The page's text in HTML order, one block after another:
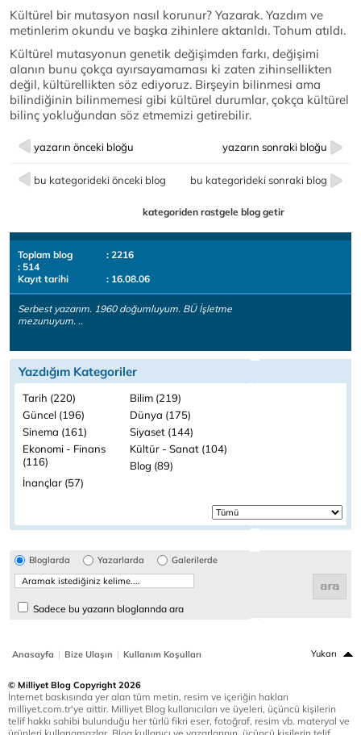
Kültürel bir mutasyon nasıl korunur? Yazarak. Yazdım ve
metinlerim okundu ve başka zihinlere aktarıldı. Tohum atıldı.
Kültürel mutasyonun genetik değişimden farkı, değişimi
alanın bunu çokça ayırsayamaması ki zaten zihinsellikten
değil, kültürellikten söz ediyoruz. Birşeyin bilinmesi ama
bilindiğinin bilinmemesi gibi kültürel durumlar, çokça kültürel
bilinç yokluğundan söz etmemizi getirebilir.
yazarın önceki bloğu yazarın sonraki bloğu
bu kategorideki önceki blog bu kategorideki sonraki blog
kategoriden rastgele blog getir
Toplam blog
: 2216
: 514
Kayıt tarihi
: 16.08.06
Serbest yazarım. 1960 doğumluyum. BÜ İşletme
mezunuyum. ..
Yazdığım Kategoriler
Tarih (220)
Bilim (219)
Güncel (196)
Dünya (175)
Sinema (161)
Siyaset (144)
Ekonomi - Finans
(116)
Kültür - Sanat (104)
Blog (89)
İnançlar (57)
Bloglarda Yazarlarda Galerilerde
Sadece bu yazarın bloglarında ara
Anasayfa | Bize Ulaşın | Kullanım Koşulları Yukarı
© Milliyet Blog Copyright 2026
İnternet baskısında yer alan tüm metin, resim ve içeriğin hakları
milliyet.com.tr'ye aittir. Milliyet Blog kullanıcıları ve üyeleri, üçüncü kişilerin
telif hakkı sahibi bulunduğu her türlü fikri eser, fotoğraf, resim vb. materyal ve